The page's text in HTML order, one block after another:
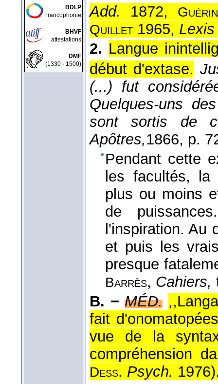
BDLP
Francophonie
BHVF
attestations
DMF
(1330 - 1500)
Add. 1872, Guérin
Quillet 1965,
2. Langue
début d'extase.
(...) fut
Quelques-uns
sont sortis de
Apôtres,1866, p.
Pendant cette
les facultés, la
plus ou moins
de
l'inspiration. Au
et puis les
presque
Barrès, Cahiers,
B. − MÉD.
fait
vue de la
compréhension
Dess. Psych. 1976